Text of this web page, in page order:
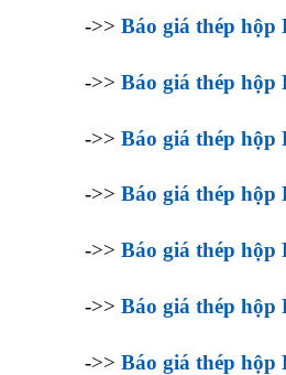
->> Báo giá thép hộp
->> Báo giá thép hộp
->> Báo giá thép hộp
->> Báo giá thép hộp
->> Báo giá thép hộp
->> Báo giá thép hộp
->> Báo giá thép hộp